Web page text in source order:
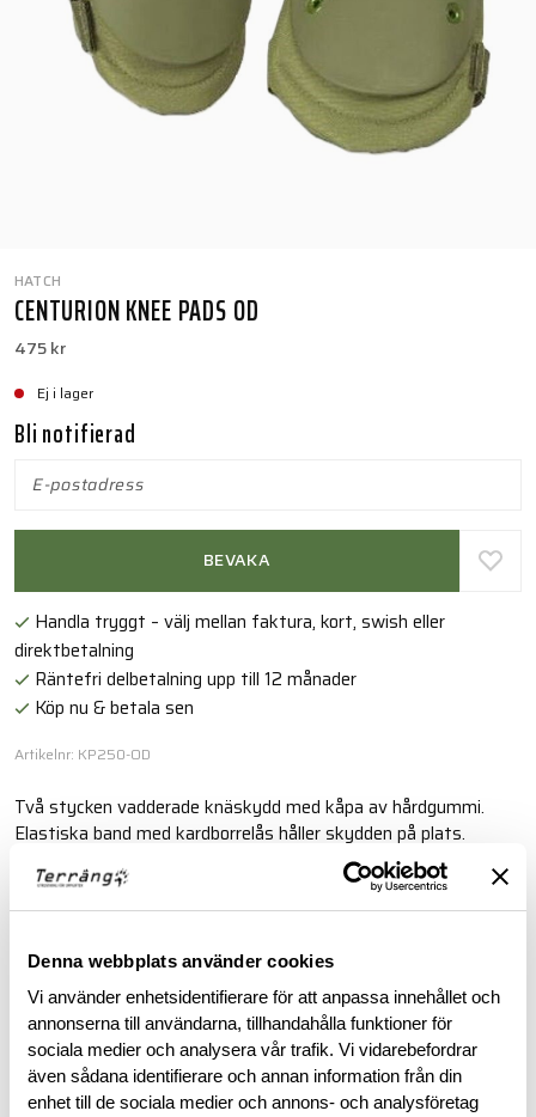
Denna webbplats använder cookies
Vi använder enhetsidentifierare för att anpassa innehållet och
annonserna till användarna, tillhandahålla funktioner för
sociala medier och analysera vår trafik. Vi vidarebefordrar
även sådana identifierare och annan information från din
enhet till de sociala medier och annons- och analysföretag
HATCH
CENTURION KNEE PADS OD
475 kr
Ej i lager
Bli notifierad
BEVAKA
Handla tryggt – välj mellan faktura, kort, swish eller
direktbetalning
Räntefri delbetalning upp till 12 månader
Köp nu & betala sen
Artikelnr: KP250-OD
Två stycken vadderade knäskydd med kåpa av hårdgummi.
Elastiska band med kardborrelås håller skydden på plats.
Perfekta för strid i bebyggelse eller liknande. Levereras parvis.
Läs mer
BESKRIVNING
RECENSIONER